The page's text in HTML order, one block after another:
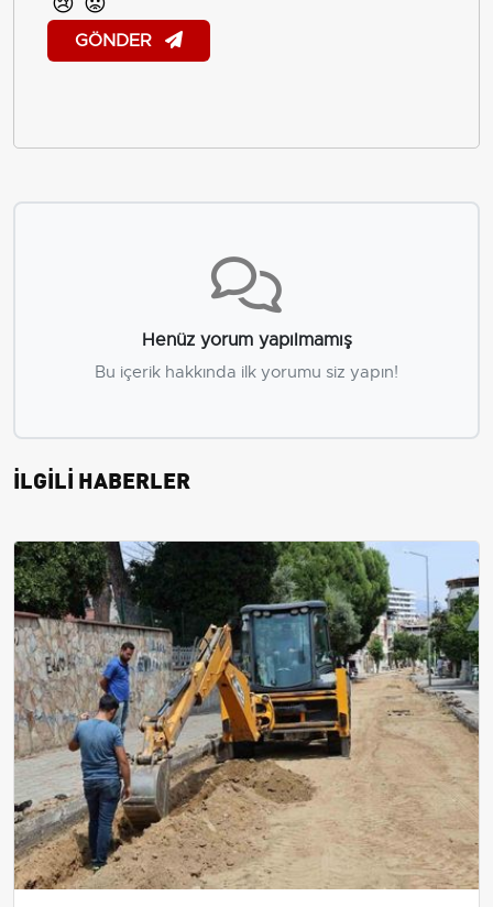
GÖNDER
Henüz yorum yapılmamış
Bu içerik hakkında ilk yorumu siz yapın!
İLGİLİ HABERLER